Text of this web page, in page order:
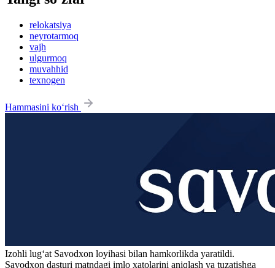
relokatsiya
neyrotarmoq
vajh
ulgurmoq
muvahhid
texnogen
Hammasini ko‘rish
Izohli lugʻat Savodxon loyihasi bilan hamkorlikda yaratildi.
Savodxon dasturi matndagi imlo xatolarini aniqlash va tuzatishga